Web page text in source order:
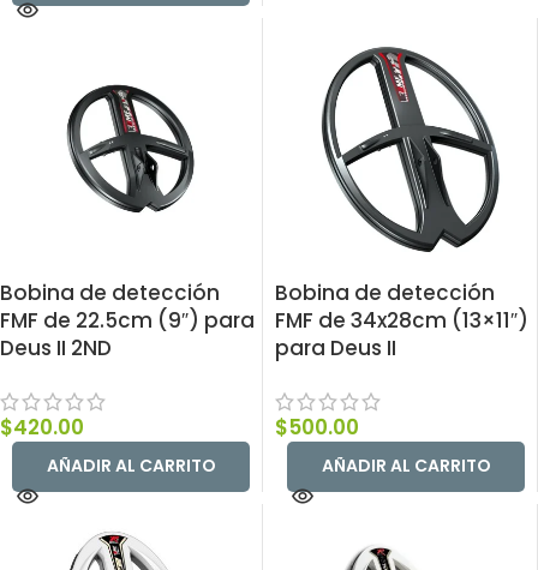
Bobina de detección
FMF de 22.5cm (9″) para
Deus II 2ND
$420.00
AÑADIR AL CARRITO
Bobina de detección
FMF de 34x28cm (13×11″)
para Deus II
$500.00
AÑADIR AL CARRITO